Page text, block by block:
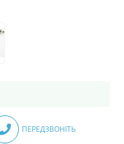
ПЕРЕДЗВОНІТЬ